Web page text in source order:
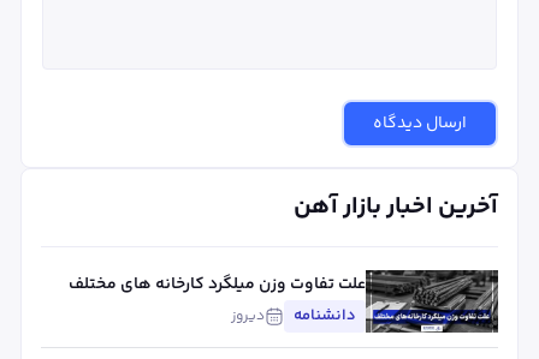
ارسال دیدگاه
آخرین اخبار بازار آهن
علت تفاوت وزن میلگرد کارخانه های مختلف
چیست؟ بررسی استاندارد، تلورانس و عوامل
مؤثر
دانشنامه دیروز